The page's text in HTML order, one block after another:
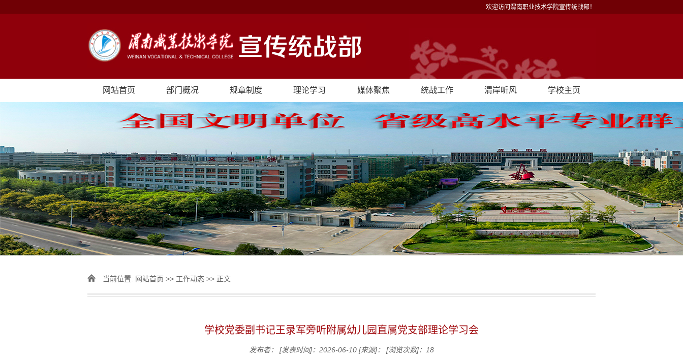
欢迎访问渭南职业技术学院宣传统战部！
网站首页 部门概况 规章制度 理论学习 媒体聚焦 统战工作 渭岸听风 学校主页
当前位置: 网站首页 >> 工作动态 >> 正文
学校党委副书记王录军旁听附属幼儿园直属党支部理论学习会
发布者： [发表时间]：2026-06-10 [来源]： [浏览次数]： 18